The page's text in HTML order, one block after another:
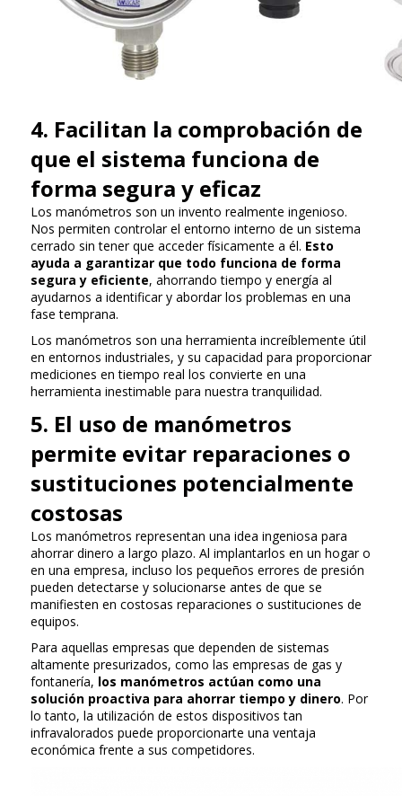
4. Facilitan la comprobación de
que el sistema funciona de
forma segura y eficaz
Los manómetros son un invento realmente ingenioso.
Nos permiten controlar el entorno interno de un sistema
cerrado sin tener que acceder físicamente a él. Esto
ayuda a garantizar que todo funciona de forma
segura y eficiente, ahorrando tiempo y energía al
ayudarnos a identificar y abordar los problemas en una
fase temprana.
Los manómetros son una herramienta increíblemente útil
en entornos industriales, y su capacidad para proporcionar
mediciones en tiempo real los convierte en una
herramienta inestimable para nuestra tranquilidad.
5. El uso de manómetros
permite evitar reparaciones o
sustituciones potencialmente
costosas
Los manómetros representan una idea ingeniosa para
ahorrar dinero a largo plazo. Al implantarlos en un hogar o
en una empresa, incluso los pequeños errores de presión
pueden detectarse y solucionarse antes de que se
manifiesten en costosas reparaciones o sustituciones de
equipos.
Para aquellas empresas que dependen de sistemas
altamente presurizados, como las empresas de gas y
fontanería, los manómetros actúan como una
solución proactiva para ahorrar tiempo y dinero. Por
lo tanto, la utilización de estos dispositivos tan
infravalorados puede proporcionarte una ventaja
económica frente a sus competidores.